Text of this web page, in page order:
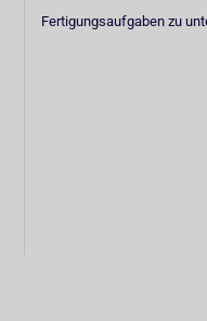
Fertigungsaufgaben zu